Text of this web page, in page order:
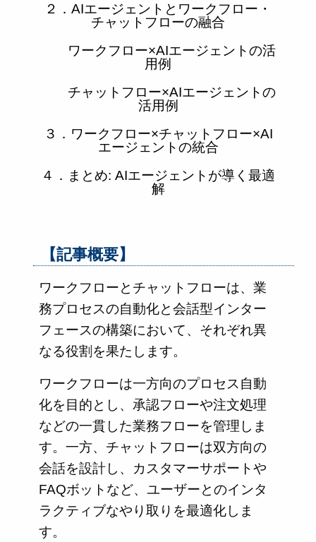
２．AIエージェントとワークフロー・
チャットフローの融合
ワークフロー×AIエージェントの活
用例
チャットフロー×AIエージェントの
活用例
３．ワークフロー×チャットフロー×AI
エージェントの統合
４．まとめ: AIエージェントが導く最適
解
【記事概要】
ワークフローとチャットフローは、業
務プロセスの自動化と会話型インター
フェースの構築において、それぞれ異
なる役割を果たします。
ワークフローは一方向のプロセス自動
化を目的とし、承認フローや注文処理
などの一貫した業務フローを管理しま
す。一方、チャットフローは双方向の
会話を設計し、カスタマーサポートや
FAQボットなど、ユーザーとのインタ
ラクティブなやり取りを最適化しま
す。